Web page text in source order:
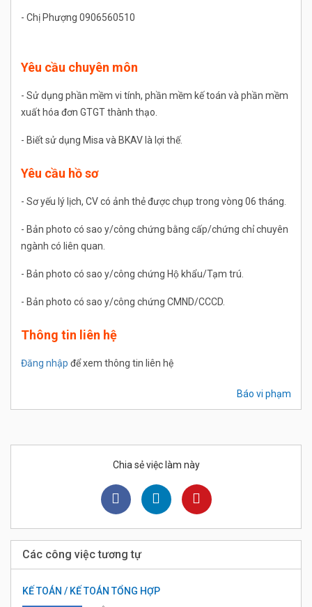
- Chị Phượng 0906560510
Yêu cầu chuyên môn
- Sử dụng phần mềm vi tính, phần mềm kế toán và phần mềm
xuất hóa đơn GTGT thành thạo.
- Biết sử dụng Misa và BKAV là lợi thế.
Yêu cầu hồ sơ
- Sơ yếu lý lịch, CV có ảnh thẻ được chụp trong vòng 06 tháng.
- Bản photo có sao y/công chứng bằng cấp/chứng chỉ chuyên
ngành có liên quan.
- Bản photo có sao y/công chứng Hộ khẩu/Tạm trú.
- Bản photo có sao y/công chứng CMND/CCCD.
Thông tin liên hệ
Đăng nhập để xem thông tin liên hệ
Báo vi phạm
Chia sẻ việc làm này
Các công việc tương tự
KẾ TOÁN / KẾ TOÁN TỔNG HỢP